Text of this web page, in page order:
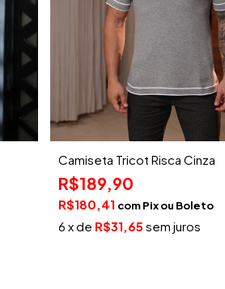
Camiseta Tricot Risca Cinza
R$189,90
R$180,41 com Pix
6 x de R$31,65 sem juros